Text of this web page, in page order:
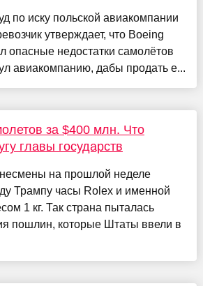
по иску польской авиакомпании
утверждает, что Boeing
опасные недостатки самолётов
авиакомпанию, дабы продать е...
за $400 млн. Что
главы государств
на прошлой неделе
Трампу часы Rolex и именной
1 кг. Так страна пыталась
пошлин, которые Штаты ввели в